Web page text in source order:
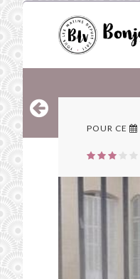
POUR CE